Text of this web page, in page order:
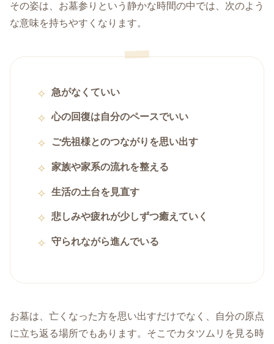
その姿は、お墓参りという静かな時間の中では、次のよう
な意味を持ちやすくなります。
急がなくていい
心の回復は自分のペースでいい
ご先祖様とのつながりを思い出す
家族や家系の流れを整える
生活の土台を見直す
悲しみや疲れが少しずつ癒えていく
守られながら進んでいる
お墓は、亡くなった方を思い出すだけでなく、自分の原点
に立ち返る場所でもあります。そこでカタツムリを見る時